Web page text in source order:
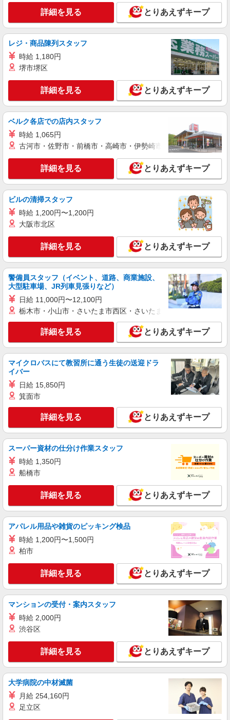
キープ 詳細を見る
ケンタッキーフライドチキン 姉ヶ崎店
カウンター・キッチンスタッフ ＜優先募集日
千葉県市原市姉崎東1-5-11
キープ 詳細を見る
アルバイト
コンパスグループ・ジャパン株式会社 21362_p
調理師【アルバイト・パート】
時給1,400円〜1,500円 試用期間中 時給1,400
円〜1,500円(試用期間2ヶ月) 残業が発生した場
合、残業代を1分単位で別途支給します。
住友化学千葉工場 （千葉県市原市姉崎海岸5‐
1）
キープ 詳細を見る
パート
コンパスグループ・ジャパン株式会社 21362_p
調理員【アルバイト・パート】
時給1,400円〜1,500円 試用期間中 時給1,400
円〜1,500円(試用期間2ヶ月) 残業が発生した場
合、残業代を1分単位で別途支給します。
住友化学千葉工場 （千葉県市原市姉崎海岸5‐
1）
キープ 詳細を見る
アルバイト パート
コンパスグループ・ジャパン株式会社 21362_p
調理補助【アルバイト・パート】
合、残業代を1分単位で別途支給します。
住友化学千葉工場 （千葉県市原市姉崎海岸5‐
1）
キープ
正社員
コンパスグループ・ジャパン株式会社 20798_f
調理師責任者【正社員】
月給30万円〜32万円 試用期間中 月給30万円〜
32万円(試用期間3ヶ月) 残業が発生した場合、残業
代を1分単位で別途支給します。 ※給与は経験や
前職給与に応じて決定します。
日本板硝子千葉工場 （千葉県市原市姉崎海岸
詳細を見る
コンパスグループ・ジャパン株式会社 20798_p
調理補助【アルバイト・パート】
1,300円以上 残業が発生した場合、残業代を1分単
位で別途支給します。
日本板硝子千葉工場 （千葉県市原市姉崎海岸
6番地 日本板硝子千葉工場内）
キープ 詳細を見る
アルバイト パート
コンパスグループ・ジャパン株式会社 20889_p
詳細を見る とりあえずキープ
レジ・商品陳列スタッフ
時給 1,180円
堺市堺区
詳細を見る とりあえずキープ
ベルク各店での店内スタッフ
時給 1,065円
古河市・佐野市・前橋市・高崎市・伊勢崎市・太田市・館林市
詳細を見る とりあえずキープ
ビルの清掃スタッフ
時給 1,200円〜1,200円
大阪市北区
詳細を見る とりあえずキープ
警備員スタッフ（イベント、道路、商業施設、
大型駐車場、JR列車見張りなど）
日給 11,000円〜12,100円
栃木市・小山市・さいたま市西区・さいたま市岩槻区・久喜市・
詳細を見る とりあえずキープ
マイクロバスにて教習所に通う生徒の送迎ドラ
イバー
日給 15,850円
箕面市
詳細を見る とりあえずキープ
スーパー資材の仕分け作業スタッフ
時給 1,350円
船橋市
詳細を見る とりあえずキープ
アパレル用品や雑貨のピッキング検品
時給 1,200円〜1,500円
柏市
詳細を見る とりあえずキープ
マンションの受付・案内スタッフ
時給 2,000円
渋谷区
詳細を見る とりあえずキープ
大学病院の中材滅菌
月給 254,160円
足立区